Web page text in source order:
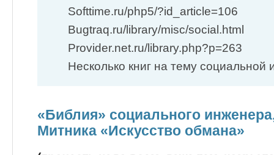
Softtime.ru/php5/?id_article=106
Bugtraq.ru/library/misc/social.html
Provider.net.ru/library.php?p=263
Несколько книг на тему
«Библия» социального
Митника «Искусство обмана»